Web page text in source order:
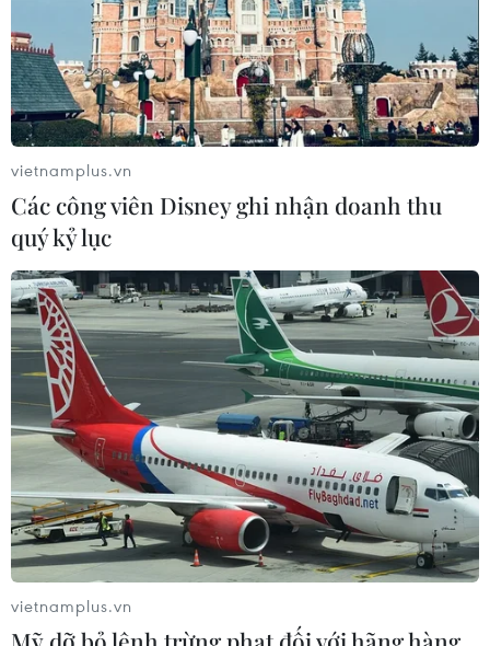
(TTXVN/Vietnam+)
#bản Na Ngân #sạt lở đất #lũ quét Nghệ An
Theo dõi VietnamPlus
vietnamplus.vn
Các công viên Disney ghi nhận doanh thu
quý kỷ lục
vietnamplus.vn